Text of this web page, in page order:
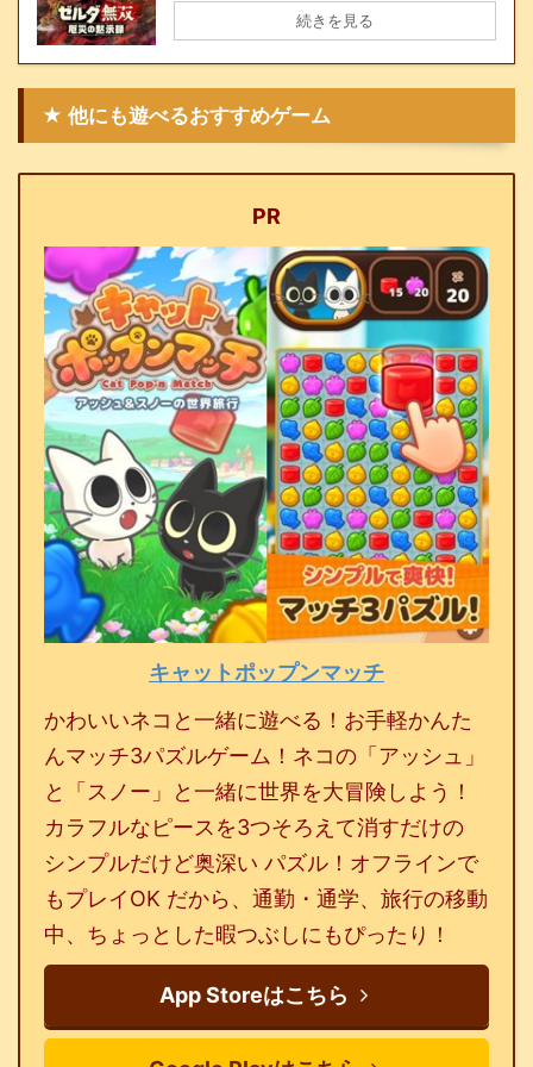
続きを見る
★ 他にも遊べるおすすめゲーム
PR
キャットポップンマッチ
かわいいネコと一緒に遊べる！お手軽かんた
んマッチ3パズルゲーム！ネコの「アッシュ」
と「スノー」と一緒に世界を大冒険しよう！
カラフルなピースを3つそろえて消すだけの
シンプルだけど奥深い パズル！オフラインで
もプレイOK だから、通勤・通学、旅行の移動
中、ちょっとした暇つぶしにもぴったり！
App Storeはこちら